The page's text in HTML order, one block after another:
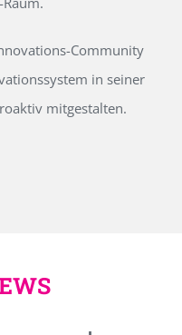
Community
in seiner
mitgestalten.